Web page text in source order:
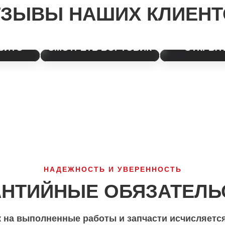
НАШИХ
100
Выбор реальных
автомобилистов города.
СМОТРЕТЬ БОРТОВИК
Честные
городе.
НАДЕЖНОСТЬ И УВЕРЕННОСТЬ
выполненные работы и запчасти